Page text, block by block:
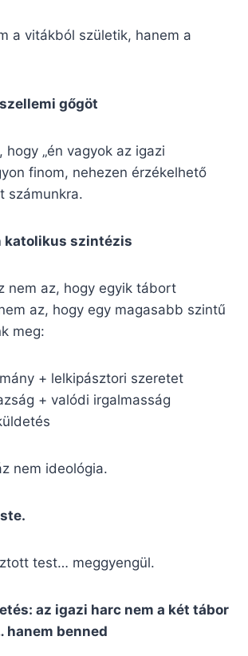
a vitákból születik, hanem a
gőgöt
„én vagyok az igazi
finom, nehezen érzékelhető
számunkra.
katolikus szintézis
nem az, hogy egyik tábort
az, hogy egy magasabb szintű
meg:
+ lelkipásztori szeretet
+ valódi irgalmasság
nem ideológia.
test… meggyengül.
az igazi harc nem a két tábor
benned